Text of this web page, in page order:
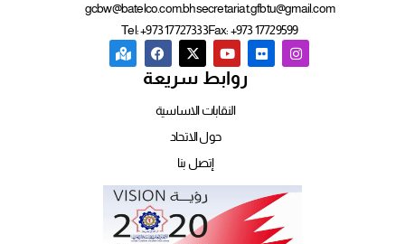
gcbw@batelco.com.bhsecretariat.gfbtu@gmail.com
Tel: +973 17727333Fax: +973 17729599
روابط سريعة
النقابات الاساسية
حول الاتحاد
إتصل بنا